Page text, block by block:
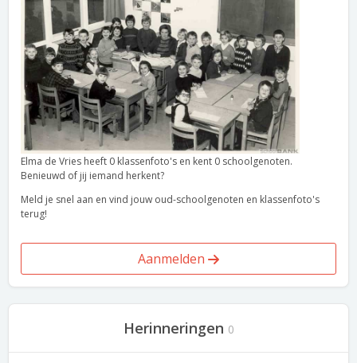
Elma de Vries heeft 0 klassenfoto's en kent 0 schoolgenoten.
Benieuwd of jij iemand herkent?
Meld je snel aan en vind jouw oud-schoolgenoten en klassenfoto's
terug!
Aanmelden
Herinneringen 0